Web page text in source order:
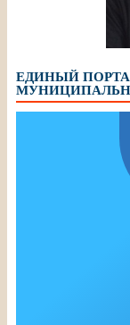
ЕДИНЫЙ